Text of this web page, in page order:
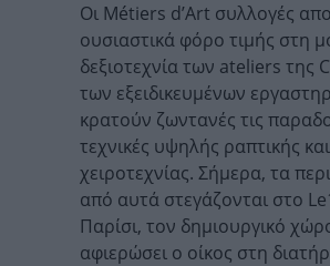
Οι Métiers d’Art συλλογές
ουσιαστικά φόρο τιμής στη
δεξιοτεχνία των ateliers της
των εξειδικευμένων
κρατούν ζωντανές τις
τεχνικές υψηλής ραπτικής και
χειροτεχνίας. Σήμερα, τα
από αυτά στεγάζονται στο
Παρίσι, τον δημιουργικό
αφιερώσει ο οίκος στη